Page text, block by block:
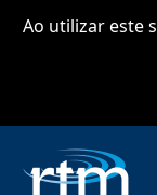
Ao utilizar este